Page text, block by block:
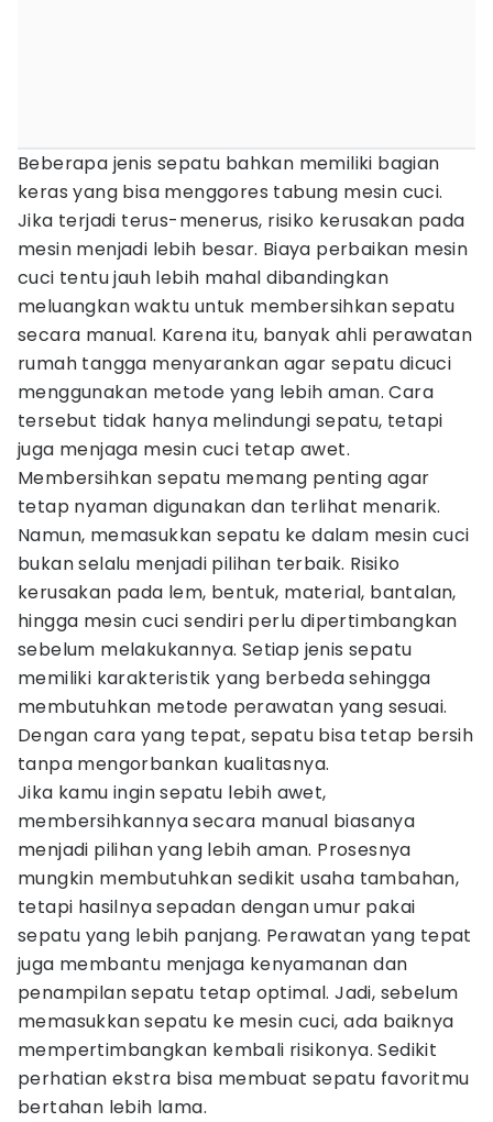
Beberapa jenis sepatu bahkan memiliki bagian
keras yang bisa menggores tabung mesin cuci.
Jika terjadi terus-menerus, risiko kerusakan pada
mesin menjadi lebih besar. Biaya perbaikan mesin
cuci tentu jauh lebih mahal dibandingkan
meluangkan waktu untuk membersihkan sepatu
secara manual. Karena itu, banyak ahli perawatan
rumah tangga menyarankan agar sepatu dicuci
menggunakan metode yang lebih aman. Cara
tersebut tidak hanya melindungi sepatu, tetapi
juga menjaga mesin cuci tetap awet.
Membersihkan sepatu memang penting agar
tetap nyaman digunakan dan terlihat menarik.
Namun, memasukkan sepatu ke dalam mesin cuci
bukan selalu menjadi pilihan terbaik. Risiko
kerusakan pada lem, bentuk, material, bantalan,
hingga mesin cuci sendiri perlu dipertimbangkan
sebelum melakukannya. Setiap jenis sepatu
memiliki karakteristik yang berbeda sehingga
membutuhkan metode perawatan yang sesuai.
Dengan cara yang tepat, sepatu bisa tetap bersih
tanpa mengorbankan kualitasnya.
Jika kamu ingin sepatu lebih awet,
membersihkannya secara manual biasanya
menjadi pilihan yang lebih aman. Prosesnya
mungkin membutuhkan sedikit usaha tambahan,
tetapi hasilnya sepadan dengan umur pakai
sepatu yang lebih panjang. Perawatan yang tepat
juga membantu menjaga kenyamanan dan
penampilan sepatu tetap optimal. Jadi, sebelum
memasukkan sepatu ke mesin cuci, ada baiknya
mempertimbangkan kembali risikonya. Sedikit
perhatian ekstra bisa membuat sepatu favoritmu
bertahan lebih lama.